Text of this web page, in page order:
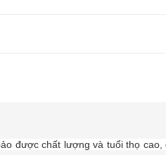
được chất lượng và tuổi thọ cao,